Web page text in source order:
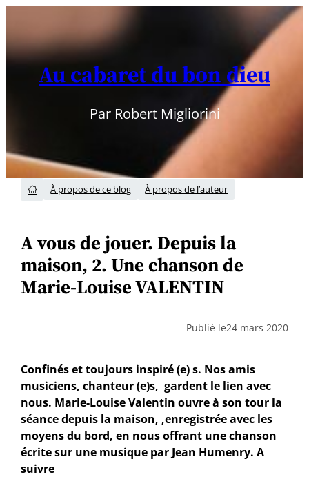
contenu
Au cabaret du bon dieu
Par Robert Migliorini
 À propos de ce blog À propos de l’auteur
A vous de jouer. Depuis la
maison, 2. Une chanson de
Marie-Louise VALENTIN
Publié le24 mars 2020
Confinés et toujours inspiré (e) s. Nos amis
musiciens, chanteur (e)s, gardent le lien avec
nous. Marie-Louise Valentin ouvre à son tour la
séance depuis la maison, ,enregistrée avec les
moyens du bord, en nous offrant une chanson
écrite sur une musique par Jean Humenry. A
suivre